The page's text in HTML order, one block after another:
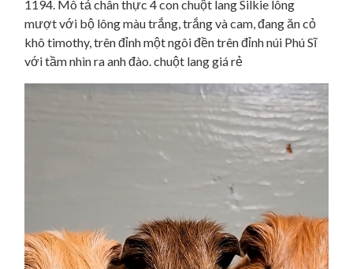
1194. Mô tả chân thực 4 con chuột lang Silkie lông
mượt với bộ lông màu trắng, trắng và cam, đang ăn cỏ
khô timothy, trên đỉnh một ngôi đền trên đỉnh núi Phú Sĩ
với tầm nhìn ra anh đào. chuột lang giá rẻ